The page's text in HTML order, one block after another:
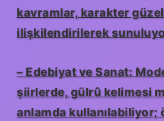
kavramlar, karakter
ilişkilendirilerek
– Edebiyat ve Sanat:
şiirlerde, gülrû kelimesi
anlamda kullanılabiliyor;